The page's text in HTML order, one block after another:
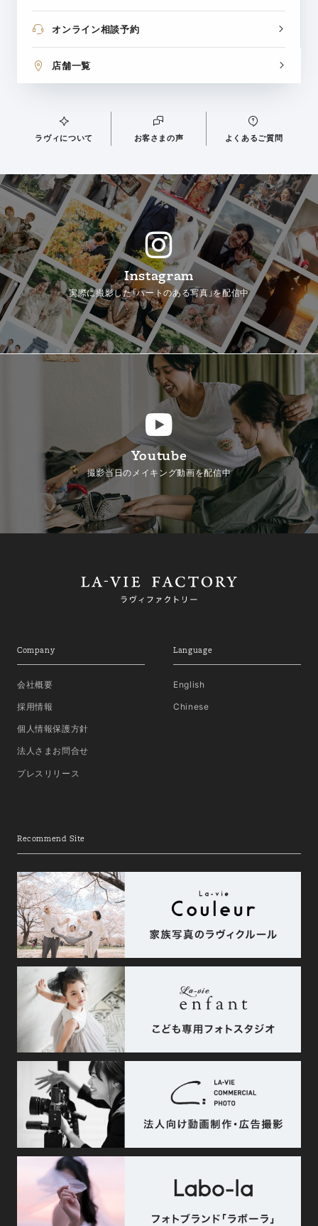
オンライン相談予約
店舗一覧
ラヴィについて お客さまの声 よくあるご質問
Instagram
実際に撮影した「ハートのある写真」を配信中
Youtube
撮影当日のメイキング動画を配信中
Company
会社概要
採用情報
個人情報保護方針
法人さまお問合せ
プレスリリース
Language
English
Chinese
Recommend Site